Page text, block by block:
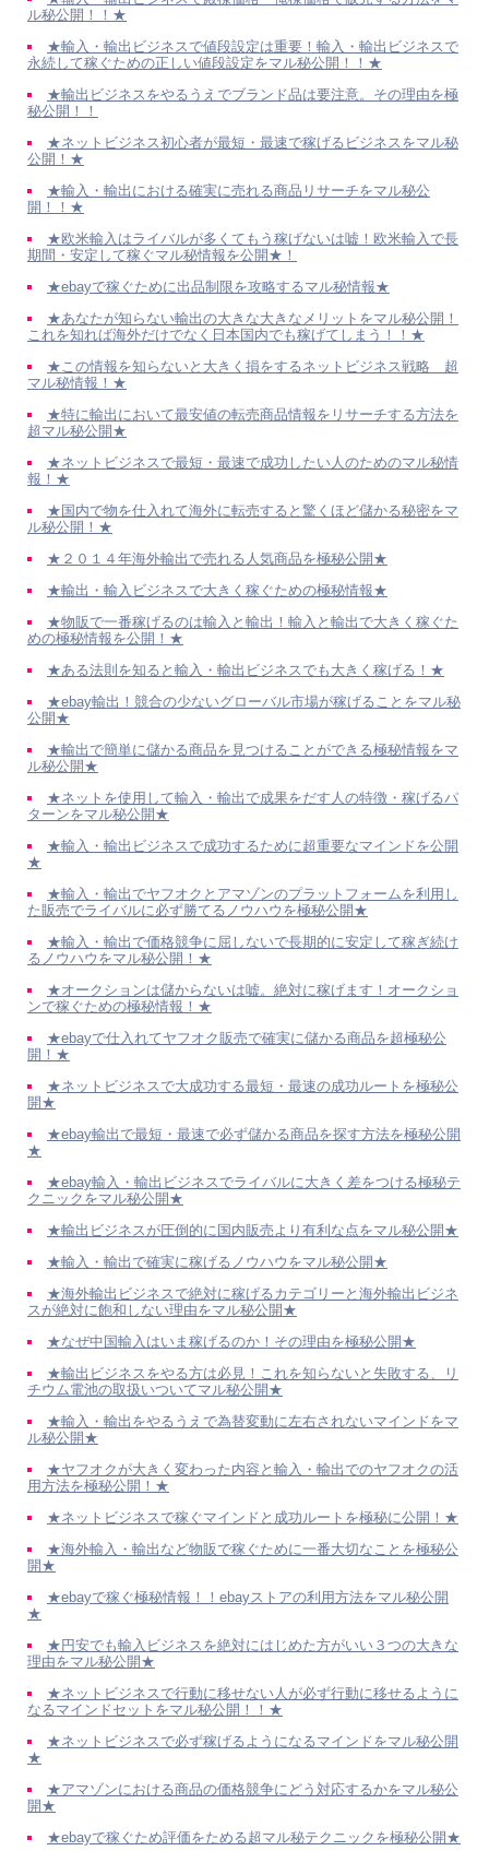
ル秘公開！！★
★輸入・輸出ビジネスで値段設定は重要！輸入・輸出ビジネスで
永続して稼ぐための正しい値段設定をマル秘公開！！★
★輸出ビジネスをやるうえでブランド品は要注意。その理由を極
秘公開！！
★ネットビジネス初心者が最短・最速で稼げるビジネスをマル秘
公開！★
★輸入・輸出における確実に売れる商品リサーチをマル秘公
開！！★
★欧米輸入はライバルが多くてもう稼げないは嘘！欧米輸入で長
期間・安定して稼ぐマル秘情報を公開★！
★ebayで稼ぐために出品制限を攻略するマル秘情報★
★あなたが知らない輸出の大きな大きなメリットをマル秘公開！
これを知れば海外だけでなく日本国内でも稼げてしまう！！★
★この情報を知らないと大きく損をするネットビジネス戦略 超
マル秘情報！★
★特に輸出において最安値の転売商品情報をリサーチする方法を
超マル秘公開★
★ネットビジネスで最短・最速で成功したい人のためのマル秘情
報！★
★国内で物を仕入れて海外に転売すると驚くほど儲かる秘密をマ
ル秘公開！★
★２０１４年海外輸出で売れる人気商品を極秘公開★
★輸出・輸入ビジネスで大きく稼ぐための極秘情報★
★物販で一番稼げるのは輸入と輸出！輸入と輸出で大きく稼ぐた
めの極秘情報を公開！★
★ある法則を知ると輸入・輸出ビジネスでも大きく稼げる！★
★ebay輸出！競合の少ないグローバル市場が稼げることをマル秘
公開★
★輸出で簡単に儲かる商品を見つけることができる極秘情報をマ
ル秘公開★
★ネットを使用して輸入・輸出で成果をだす人の特徴・稼げるパ
ターンをマル秘公開★
★輸入・輸出ビジネスで成功するために超重要なマインドを公開
★
★輸入・輸出でヤフオクとアマゾンのプラットフォームを利用し
た販売でライバルに必ず勝てるノウハウを極秘公開★
★輸入・輸出で価格競争に屈しないで長期的に安定して稼ぎ続け
るノウハウをマル秘公開！★
★オークションは儲からないは嘘。絶対に稼げます！オークショ
ンで稼ぐための極秘情報！★
★ebayで仕入れてヤフオク販売で確実に儲かる商品を超極秘公
開！★
★ネットビジネスで大成功する最短・最速の成功ルートを極秘公
開★
★ebay輸出で最短・最速で必ず儲かる商品を探す方法を極秘公開
★
★ebay輸入・輸出ビジネスでライバルに大きく差をつける極秘テ
クニックをマル秘公開★
★輸出ビジネスが圧倒的に国内販売より有利な点をマル秘公開★
★輸入・輸出で確実に稼げるノウハウをマル秘公開★
★海外輸出ビジネスで絶対に稼げるカテゴリーと海外輸出ビジネ
スが絶対に飽和しない理由をマル秘公開★
★なぜ中国輸入はいま稼げるのか！その理由を極秘公開★
★輸出ビジネスをやる方は必見！これを知らないと失敗する、リ
チウム電池の取扱いついてマル秘公開★
★輸入・輸出をやるうえで為替変動に左右されないマインドをマ
ル秘公開★
★ヤフオクが大きく変わった内容と輸入・輸出でのヤフオクの活
用方法を極秘公開！★
★ネットビジネスで稼ぐマインドと成功ルートを極秘に公開！★
★海外輸入・輸出など物販で稼ぐために一番大切なことを極秘公
開★
★ebayで稼ぐ極秘情報！！ebayストアの利用方法をマル秘公開
★
★円安でも輸入ビジネスを絶対にはじめた方がいい３つの大きな
理由をマル秘公開★
★ネットビジネスで行動に移せない人が必ず行動に移せるように
なるマインドセットをマル秘公開！！★
★ネットビジネスで必ず稼げるようになるマインドをマル秘公開
★
★アマゾンにおける商品の価格競争にどう対応するかをマル秘公
開★
★ebayで稼ぐため評価をためる超マル秘テクニックを極秘公開★